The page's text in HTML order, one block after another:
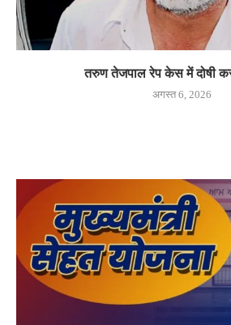
तरुण तेजपाल रेप केस में दोषी
अगस्त 6, 2026